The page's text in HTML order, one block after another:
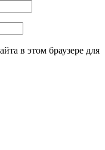
в этом браузере для